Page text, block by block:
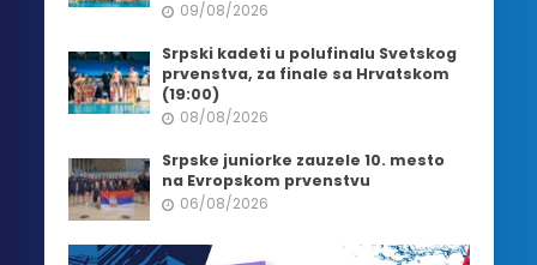
09/08/2026
Srpski kadeti u polufinalu Svetskog
prvenstva, za finale sa Hrvatskom
(19:00)
08/08/2026
Srpske juniorke zauzele 10. mesto
na Evropskom prvenstvu
06/08/2026